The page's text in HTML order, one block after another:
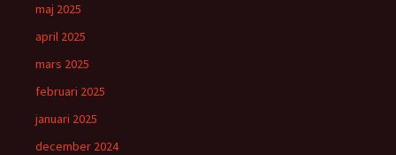
maj 2025
april 2025
mars 2025
februari 2025
januari 2025
december 2024